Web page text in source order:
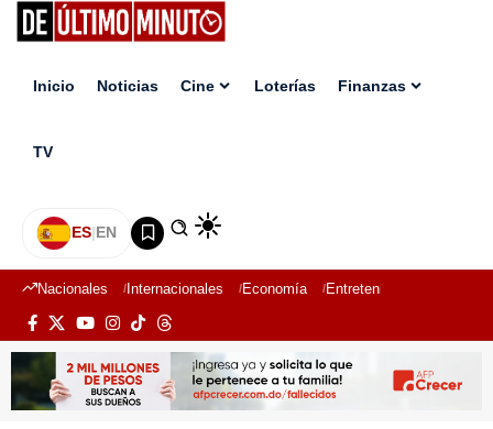
Inicio Noticias Cine Loterías Finanzas
TV
ES|EN
Nacionales Internacionales Economía Entretenimiento